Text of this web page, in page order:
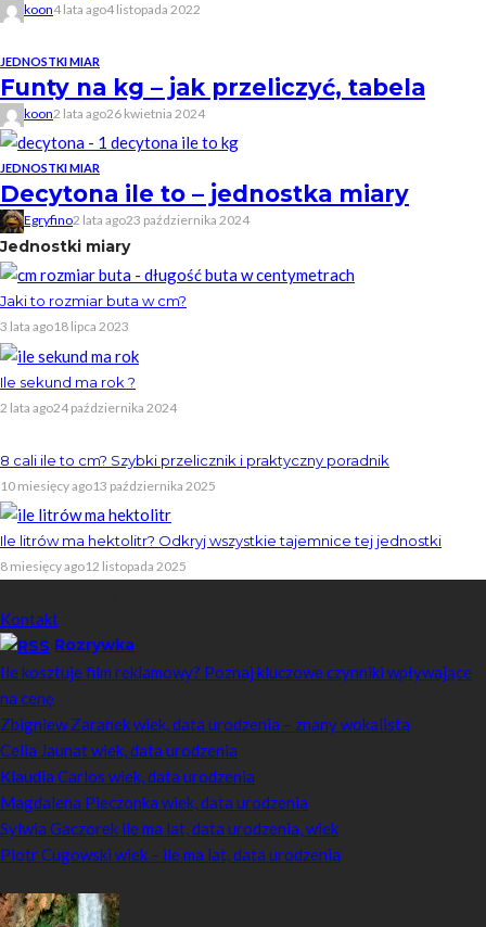
koon4 lata ago4 listopada 2022
JEDNOSTKI MIAR
Funty na kg – jak przeliczyć, tabela
koon2 lata ago26 kwietnia 2024
JEDNOSTKI MIAR
Decytona ile to – jednostka miary
Egryfino2 lata ago23 października 2024
Jednostki miary
Jaki to rozmiar buta w cm?
3 lata ago18 lipca 2023
Ile sekund ma rok ?
2 lata ago24 października 2024
8 cali ile to cm? Szybki przelicznik i praktyczny poradnik
10 miesięcy ago13 października 2025
Ile litrów ma hektolitr? Odkryj wszystkie tajemnice tej jednostki
8 miesięcy ago12 listopada 2025
Kontakt
Rozrywka
Ile kosztuje film reklamowy? Poznaj kluczowe czynniki wpływające
na cenę
Zbigniew Zaranek wiek, data urodzenia – znany wokalista
Celia Jaunat wiek, data urodzenia
Klaudia Carlos wiek, data urodzenia
Magdalena Pieczonka wiek, data urodzenia
Sylwia Gaczorek ile ma lat, data urodzenia, wiek
Piotr Cugowski wiek – ile ma lat, data urodzenia